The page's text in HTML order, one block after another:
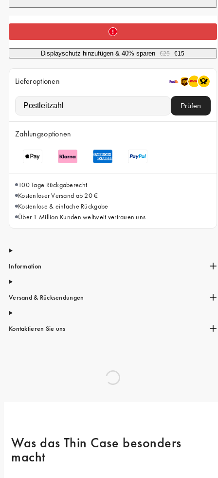
iPhone 13 Pro
Alle Handymodelle
Displayschutz hinzufügen & 40% sparen €25 €15
Lieferoptionen
Prüfen
Zahlungsoptionen
100 Tage Rückgaberecht
Kostenloser Versand ab 20 €
Kostenlose & einfache Rückgabe
Über 1 Million Kunden weltweit vertrauen uns
Information
Versand & Rücksendungen
Kontaktieren Sie uns
Was das Thin Case besonders
macht